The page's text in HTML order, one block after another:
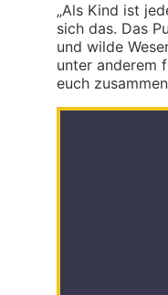
„Als Kind ist
sich das. Das
und wilde
unter anderem
euch